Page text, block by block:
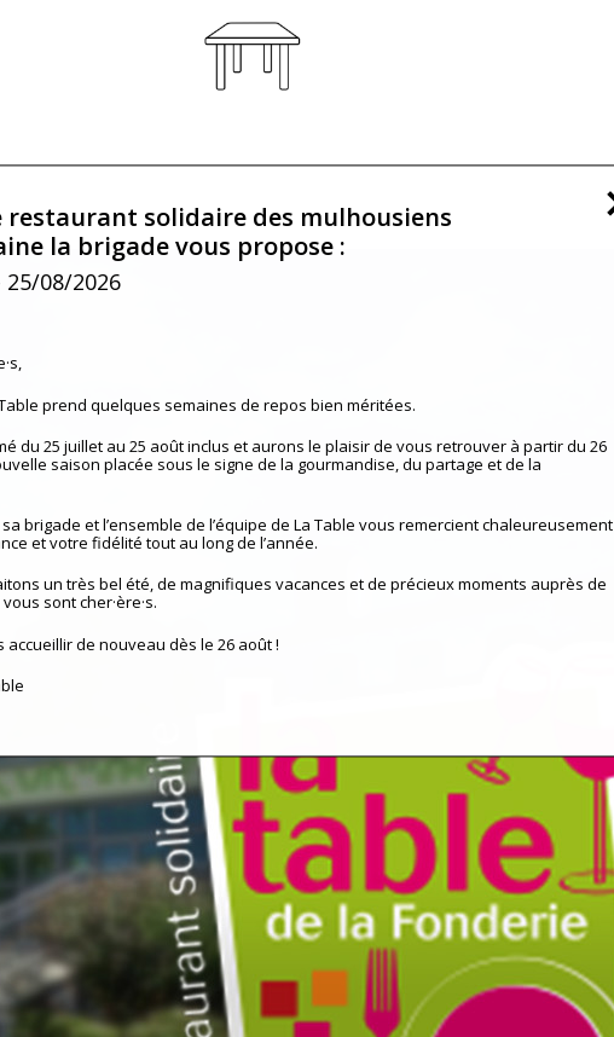
restaurant solidaire des mulhousiens
la brigade vous propose :
25/08/2026
prend quelques semaines de repos bien méritées.
du 25 juillet au 25 août inclus et aurons le plaisir de vous retrouver à partir du 26
saison placée sous le signe de la gourmandise, du partage et de la
brigade et l’ensemble de l’équipe de La Table vous remercient chaleureusement
et votre fidélité tout au long de l’année.
un très bel été, de magnifiques vacances et de précieux moments auprès de
sont cher·ère·s.
accueillir de nouveau dès le 26 août !